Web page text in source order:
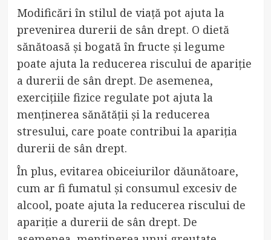
Modificări în stilul de viață pot ajuta la
prevenirea durerii de sân drept. O dietă
sănătoasă și bogată în fructe și legume
poate ajuta la reducerea riscului de apariție
a durerii de sân drept. De asemenea,
exercițiile fizice regulate pot ajuta la
menținerea sănătății și la reducerea
stresului, care poate contribui la apariția
durerii de sân drept.
În plus, evitarea obiceiurilor dăunătoare,
cum ar fi fumatul și consumul excesiv de
alcool, poate ajuta la reducerea riscului de
apariție a durerii de sân drept. De